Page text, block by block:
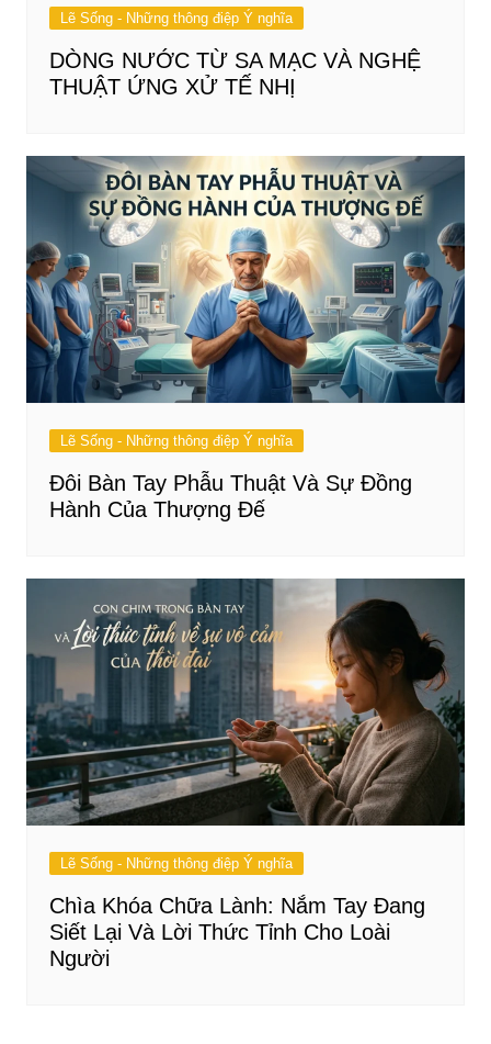
Lẽ Sống - Những thông điệp Ý nghĩa
DÒNG NƯỚC TỪ SA MẠC VÀ NGHỆ
THUẬT ỨNG XỬ TẾ NHỊ
Lẽ Sống - Những thông điệp Ý nghĩa
Đôi Bàn Tay Phẫu Thuật Và Sự Đồng
Hành Của Thượng Đế
Lẽ Sống - Những thông điệp Ý nghĩa
Chìa Khóa Chữa Lành: Nắm Tay Đang
Siết Lại Và Lời Thức Tỉnh Cho Loài
Người